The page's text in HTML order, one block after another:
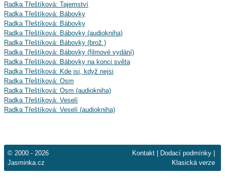
Radka Třeštíková: Tajemství
Radka Třeštíková: Bábovky
Radka Třeštíková: Bábovky
Radka Třeštíková: Bábovky (audiokniha)
Radka Třeštíková: Bábovky (brož.)
Radka Třeštíková: Bábovky (filmové vydání)
Radka Třeštíková: Bábovky na konci světa
Radka Třeštíková: Kde jsi, když nejsi
Radka Třeštíková: Osm
Radka Třeštíková: Osm (audiokniha)
Radka Třeštíková: Veselí
Radka Třeštíková: Veselí (audiokniha)
© 2000 - 2026
Jasminka.cz
Kontakt Dodací podmínky